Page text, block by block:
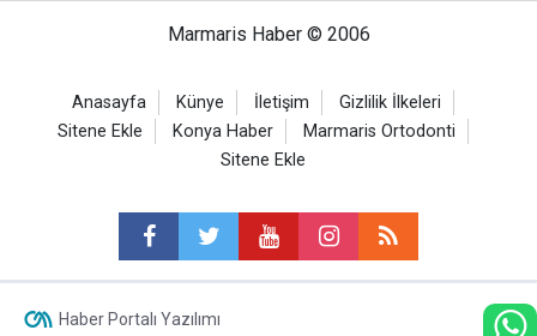
Marmaris Haber © 2006
Anasayfa Künye İletişim
Gizlilik İlkeleri
Sitene Ekle
Konya Haber
Marmaris Ortodonti
Sitene Ekle
Haber Portalı Yazılımı